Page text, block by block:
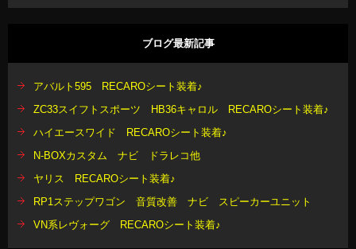
ブログ最新記事
アバルト595 RECAROシート装着♪
ZC33スイフトスポーツ HB36キャロル RECAROシート装着♪
ハイエースワイド RECAROシート装着♪
N-BOXカスタム ナビ ドラレコ他
ヤリス RECAROシート装着♪
RP1ステップワゴン 音質改善 ナビ スピーカーユニット
VN系レヴォーグ RECAROシート装着♪